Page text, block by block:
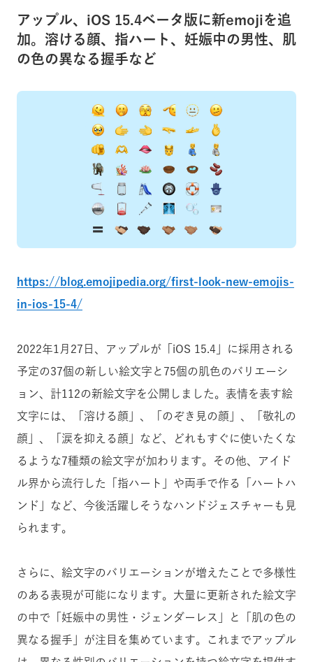
アップル、iOS 15.4ベータ版に新emojiを追
加。溶ける顔、指ハート、妊娠中の男性、肌
の色の異なる握手など
https://blog.emojipedia.org/first-look-new-emojis-
in-ios-15-4/
2022年1月27日、アップルが「iOS 15.4」に採用される
予定の37個の新しい絵文字と75個の肌色のバリエーシ
ョン、計112の新絵文字を公開しました。表情を表す絵
文字には、「溶ける顔」、「のぞき見の顔」、「敬礼の
顔」、「涙を抑える顔」など、どれもすぐに使いたくな
るような7種類の絵文字が加わります。その他、アイド
ル界から流行した「指ハート」や両手で作る「ハートハ
ンド」など、今後活躍しそうなハンドジェスチャーも見
られます。
さらに、絵文字のバリエーションが増えたことで多様性
のある表現が可能になります。大量に更新された絵文字
の中で「妊娠中の男性・ジェンダーレス」と「肌の色の
異なる握手」が注目を集めています。これまでアップル